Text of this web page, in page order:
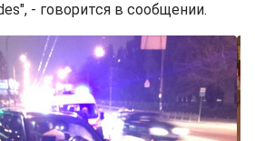
- говорится в сообщении.